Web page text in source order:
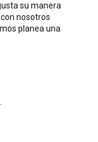
su manera
nosotros
planea una